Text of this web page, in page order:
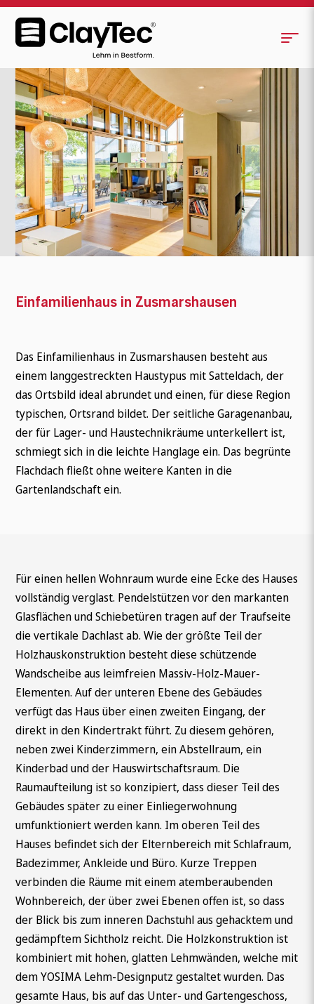
Einfamilienhaus in Zusmarshausen >
Einfamilienhaus in Zusmarshausen
Das Einfamilienhaus in Zusmarshausen besteht aus
einem langgestreckten Haustypus mit Satteldach, der
das Ortsbild ideal abrundet und einen, für diese Region
typischen, Ortsrand bildet. Der seitliche Garagenanbau,
der für Lager- und Haustechnikräume unterkellert ist,
schmiegt sich in die leichte Hanglage ein. Das begrünte
Flachdach fließt ohne weitere Kanten in die
Gartenlandschaft ein.
Für einen hellen Wohnraum wurde eine Ecke des Hauses
vollständig verglast. Pendelstützen vor den markanten
Glasflächen und Schiebetüren tragen auf der Traufseite
die vertikale Dachlast ab. Wie der größte Teil der
Holzhauskonstruktion besteht diese schützende
Wandscheibe aus leimfreien Massiv-Holz-Mauer-
Elementen. Auf der unteren Ebene des Gebäudes
verfügt das Haus über einen zweiten Eingang, der
direkt in den Kindertrakt führt. Zu diesem gehören,
neben zwei Kinderzimmern, ein Abstellraum, ein
Kinderbad und der Hauswirtschaftsraum. Die
Raumaufteilung ist so konzipiert, dass dieser Teil des
Gebäudes später zu einer Einliegerwohnung
umfunktioniert werden kann. Im oberen Teil des
Hauses befindet sich der Elternbereich mit Schlafraum,
Badezimmer, Ankleide und Büro. Kurze Treppen
verbinden die Räume mit einem atemberaubenden
Wohnbereich, der über zwei Ebenen offen ist, so dass
der Blick bis zum inneren Dachstuhl aus gehacktem und
gedämpftem Sichtholz reicht. Die Holzkonstruktion ist
kombiniert mit hohen, glatten Lehmwänden, welche mit
dem YOSIMA Lehm-Designputz gestaltet wurden. Das
gesamte Haus, bis auf das Unter- und Gartengeschoss,